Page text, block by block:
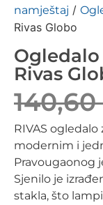
namještaj /
Rivas Globo
Ogledalo
Rivas
140,60
RIVAS
modernim i
Pravougaonog
Sjenilo je
stakla, što